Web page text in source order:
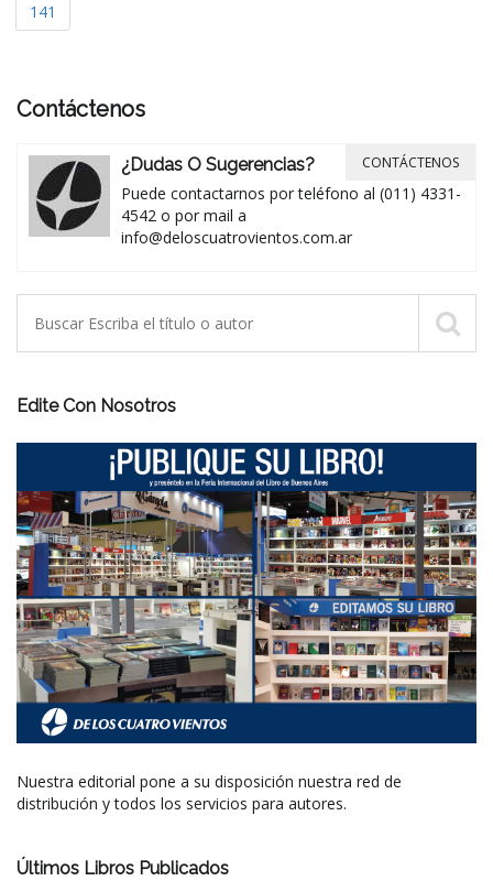
141
Contáctenos
¿Dudas O Sugerencias?
Puede contactarnos por teléfono al (011) 4331-
4542 o por mail a
info@deloscuatrovientos.com.ar
CONTÁCTENOS
Edite Con Nosotros
Nuestra editorial pone a su disposición nuestra red de
distribución y todos los servicios para autores.
Últimos Libros Publicados